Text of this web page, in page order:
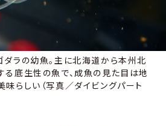
ラの幼魚。主に北海道から本州北
底生性の魚で、成魚の見た目は地
らしい（写真／ダイビングパート